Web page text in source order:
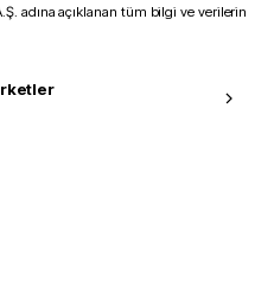
adına açıklanan tüm bilgi ve verilerin